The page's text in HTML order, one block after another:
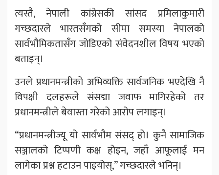
त्यस्तै, नेपाली कांग्रेसकी सांसद प्रमिलाकुमारी
गच्छदारले भारतसँगको सीमा समस्या नेपालको
सार्वभौमिकतासँग जोडिएको संवेदनशील विषय भएको
बताइन्।
उनले प्रधानमन्त्रीको अभिव्यक्ति सार्वजनिक भएदेखि नै
विपक्षी दलहरूले संसद्मा जवाफ मागिरहेको तर
प्रधानमन्त्रीले बेवास्ता गरेको आरोप लगाइन्।
“प्रधानमन्त्रीज्यू यो सार्वभौम संसद् हो। कुनै सामाजिक
सञ्जालको टिप्पणी कक्ष होइन, जहाँ आफूलाई मन
लागेका प्रश्न हटाउन पाइयोस्,” गच्छदारले भनिन्।